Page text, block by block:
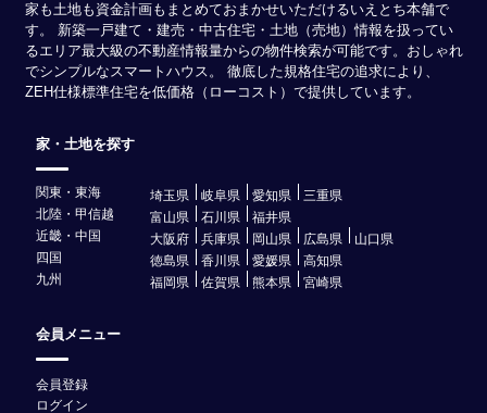
家も土地も資金計画もまとめておまかせいただけるいえとち本舗で
す。 新築一戸建て・建売・中古住宅・土地（売地）情報を扱ってい
るエリア最大級の不動産情報量からの物件検索が可能です。おしゃれ
でシンプルなスマートハウス。 徹底した規格住宅の追求により、
ZEH仕様標準住宅を低価格（ローコスト）で提供しています。
家・土地を探す
関東・東海 埼玉県 岐阜県 愛知県
三重県
北陸・甲信越
富山県 石川県
福井県
近畿・中国
大阪府 兵庫県 岡山県 広島県
山口県
四国
徳島県 香川県 愛媛県
高知県
九州
福岡県 佐賀県 熊本県 宮崎県
会員メニュー
会員登録
ログイン